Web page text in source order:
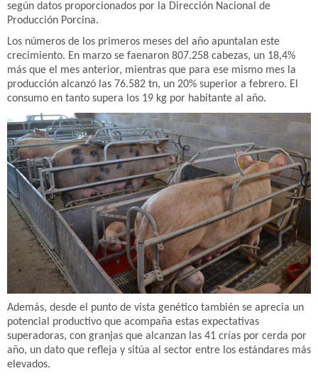
según datos proporcionados por la Dirección Nacional de
Producción Porcina.
Los números de los primeros meses del año apuntalan este
crecimiento. En marzo se faenaron 807.258 cabezas, un 18,4%
más que el mes anterior, mientras que para ese mismo mes la
producción alcanzó las 76.582 tn, un 20% superior a febrero. El
consumo en tanto supera los 19 kg por habitante al año.
Además, desde el punto de vista genético también se aprecia un
potencial productivo que acompaña estas expectativas
superadoras, con granjas que alcanzan las 41 crías por cerda por
año, un dato que refleja y sitúa al sector entre los estándares más
elevados.